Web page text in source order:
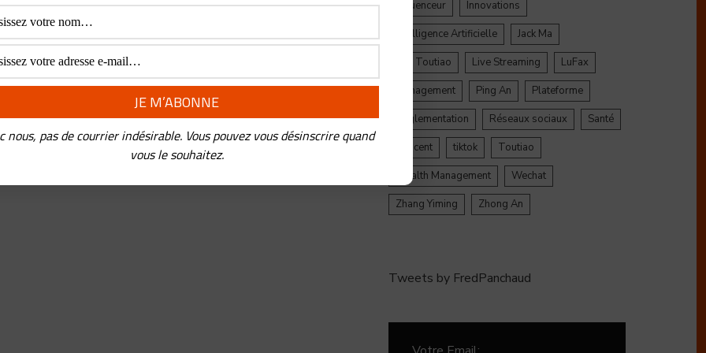
Influenceur
Innovations
Intelligence Artificielle
Jack Ma
Jinri Toutiao
Live Streaming
LuFax
Management
Ping An
Plateforme
Réglementation
Réseaux sociaux
Santé
Tencent
tiktok
Toutiao
Wealth Management
Wechat
Zhang Yiming
Zhong An
Tweets by FredPanchaud
nous, pas de courrier indésirable. Vous pouvez vous désinscrire quand
vous le souhaitez.